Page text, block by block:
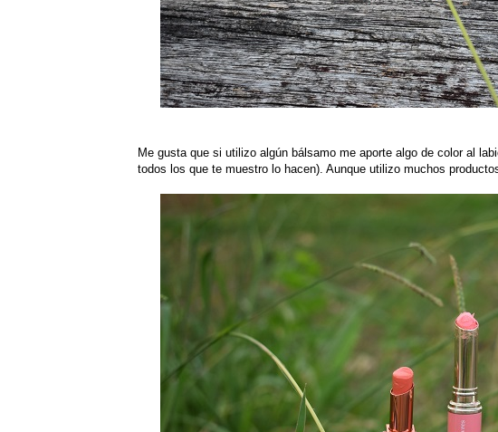
Me gusta que si utilizo algún bálsamo me aporte algo de color al
todos los que te muestro lo hacen). Aunque utilizo muchos